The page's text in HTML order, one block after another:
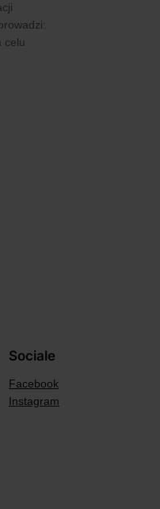
celu
Sociale
Facebook
Instagram